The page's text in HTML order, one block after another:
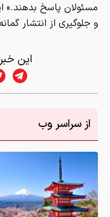
مسئولان پاسخ
و جلوگیری از انتشار
این
از سراسر وب